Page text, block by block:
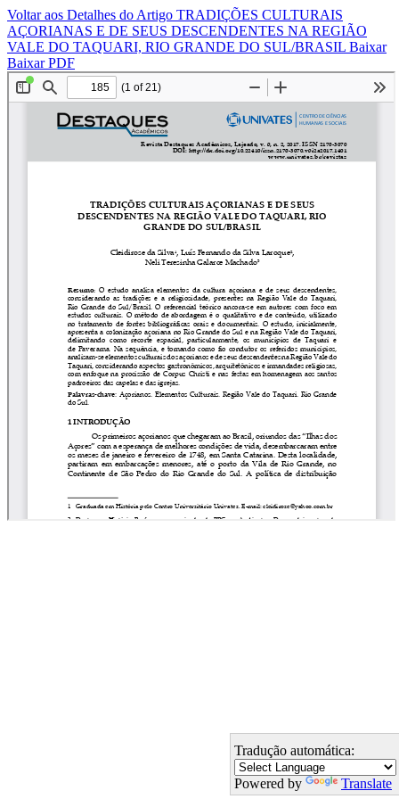
Voltar aos Detalhes do Artigo TRADIÇÕES CULTURAIS
AÇORIANAS E DE SEUS DESCENDENTES NA REGIÃO
VALE DO TAQUARI, RIO GRANDE DO SUL/BRASIL Baixar
Baixar PDF
Tradução automática:
Powered by Translate